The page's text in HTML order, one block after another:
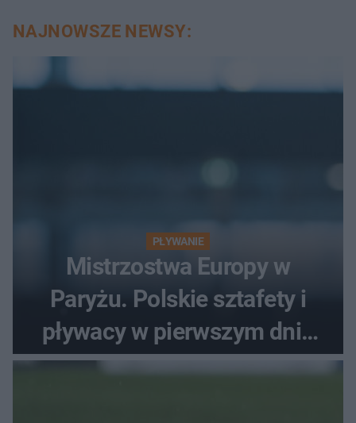
NAJNOWSZE NEWSY:
PŁYWANIE
Mistrzostwa Europy w
Paryżu. Polskie sztafety i
pływacy w pierwszym dniu
finałów